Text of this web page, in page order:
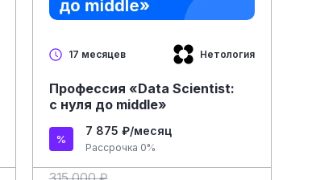
17 месяцев Нетология
Профессия «Data Scientist:
с нуля до middle»
7 875 ₽/месяц
Рассрочка 0%